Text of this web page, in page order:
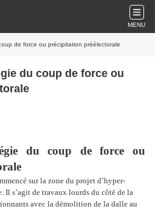
MENU
de force ou précipitation préélectorale
du coup de force ou
du coup de force ou
sur la zone du projet d’hyper-
Il s’agit de travaux lourds du côté de la
avec la démolition de la dalle au